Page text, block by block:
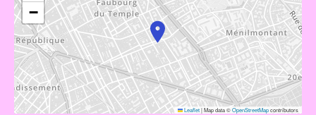
−
Leaflet|Map data ©OpenStreetMapcontributors